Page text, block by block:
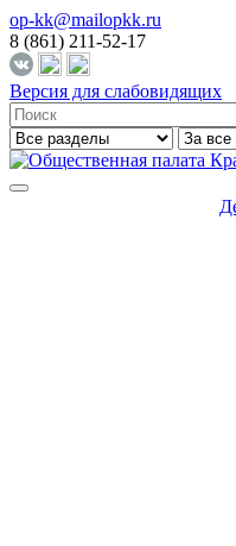
op-kk@mailopkk.ru
8 (861) 211-52-17
Версия для слабовидящих